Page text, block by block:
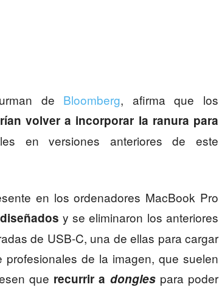
de Bloomberg, afirma que los
volver a incorporar la ranura para
en versiones anteriores de este
en los ordenadores MacBook Pro
y se eliminaron los anteriores
de USB-C, una de ellas para cargar
de la imagen, que suelen
que recurrir a dongles para poder